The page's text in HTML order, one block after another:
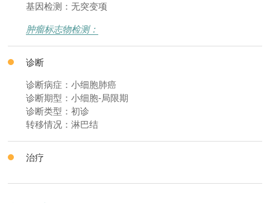
基因检测：无突变项
肿瘤标志物检测：
诊断
诊断病症：小细胞肺癌
诊断期型：小细胞-局限期
诊断类型：初诊
转移情况：淋巴结
治疗